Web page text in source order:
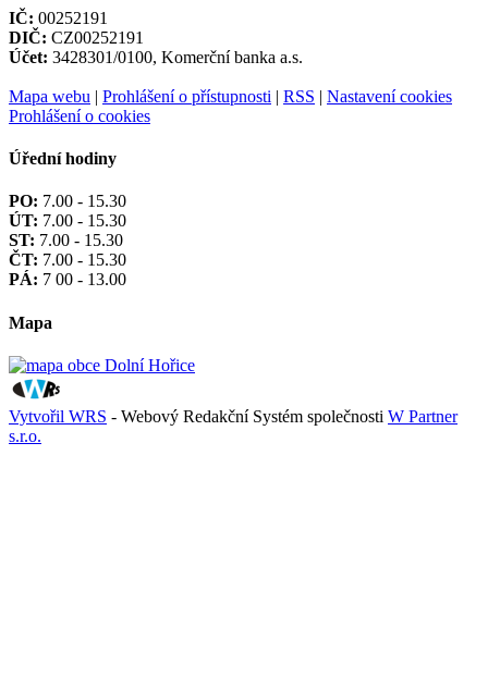
IČ: 00252191
DIČ: CZ00252191
Účet: 3428301/0100, Komerční banka a.s.
Mapa webu | Prohlášení o přístupnosti | RSS | Nastavení cookies
Prohlášení o cookies
Úřední hodiny
PO: 7.00 - 15.30
ÚT: 7.00 - 15.30
ST: 7.00 - 15.30
ČT: 7.00 - 15.30
PÁ: 7 00 - 13.00
Mapa
Vytvořil WRS - Webový Redakční Systém společnosti W Partner
s.r.o.